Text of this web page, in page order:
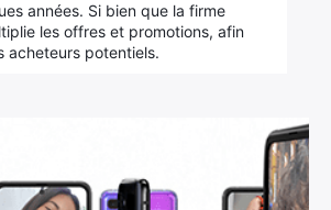
années. Si bien que la firme
les offres et promotions, afin
acheteurs potentiels.